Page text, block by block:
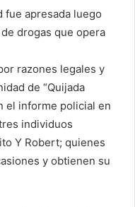
fue apresada luego
drogas que opera
razones legales y
de “Quijada
el informe policial en
individuos
Y Robert; quienes
y obtienen su